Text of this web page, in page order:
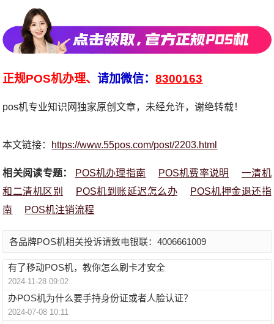
正规POS机办理、请加微信：8300163
pos机专业知识网独家原创文章，未经允许，谢绝转载！
本文链接： https://www.55pos.com/post/2203.html
相关阅读专题： POS机办理指南 POS机费率说明
一清机
和二清机区别
POS机到账延迟怎么办
POS机押金退还指
南
POS机注销流程
各品牌POS机相关投诉请致电银联：4006661009
有了移动POS机，教你怎么刷卡才安全
2024-11-28 09:02
办POS机为什么要手持身份证或者人脸认证？
2024-07-08 10:11